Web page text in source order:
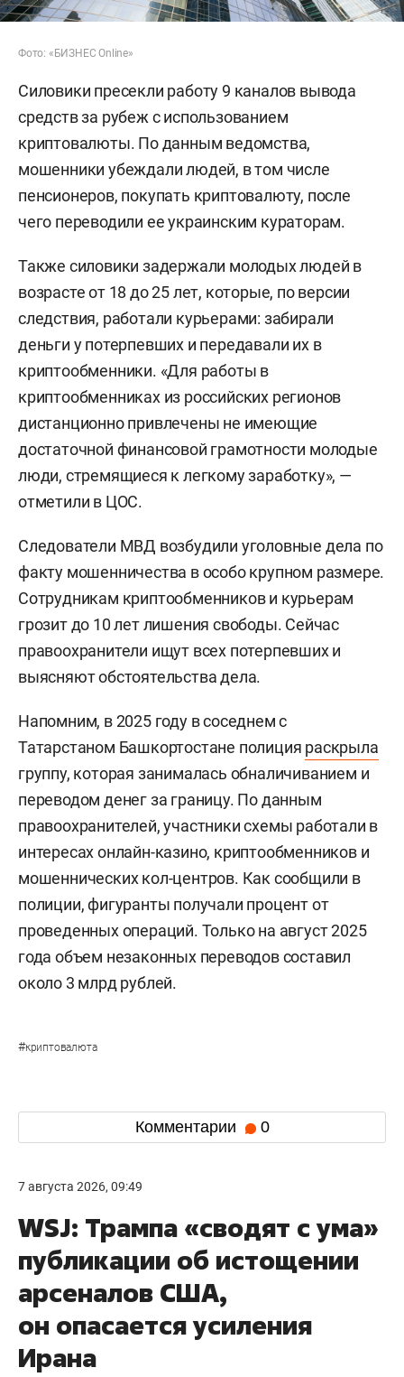
Фото: «БИЗНЕС Online»
Силовики пресекли работу 9 каналов вывода
средств за рубеж с использованием
криптовалюты. По данным ведомства,
мошенники убеждали людей, в том числе
пенсионеров, покупать криптовалюту, после
чего переводили ее украинским кураторам.
Также силовики задержали молодых людей в
возрасте от 18 до 25 лет, которые, по версии
следствия, работали курьерами: забирали
деньги у потерпевших и передавали их в
криптообменники. «Для работы в
криптообменниках из российских регионов
дистанционно привлечены не имеющие
достаточной финансовой грамотности молодые
люди, стремящиеся к легкому заработку», —
отметили в ЦОС.
Следователи МВД возбудили уголовные дела по
факту мошенничества в особо крупном размере.
Сотрудникам криптообменников и курьерам
грозит до 10 лет лишения свободы. Сейчас
правоохранители ищут всех потерпевших и
выясняют обстоятельства дела.
Напомним, в 2025 году в соседнем с
Татарстаном Башкортостане полиция раскрыла
группу, которая занималась обналичиванием и
переводом денег за границу. По данным
правоохранителей, участники схемы работали в
интересах онлайн-казино, криптообменников и
мошеннических кол-центров. Как сообщили в
полиции, фигуранты получали процент от
проведенных операций. Только на август 2025
года объем незаконных переводов составил
около 3 млрд рублей.
#криптовалюта
Комментарии 0
7 августа 2026, 09:49
WSJ: Трампа «сводят с ума»
публикации об истощении
арсеналов США,
он опасается усиления
Ирана